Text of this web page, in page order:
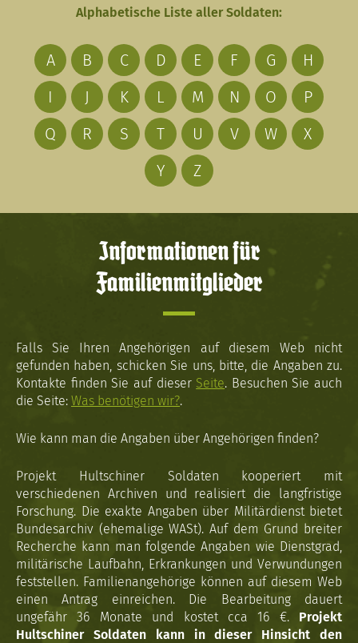
Alphabetische Liste aller Soldaten:
A B C D E F G
H
I
J K L M N O
P
Q
R S T U V W
X
Y
Z
Informationen für
Familienmitglieder
Falls Sie Ihren Angehörigen auf diesem Web nicht
gefunden haben, schicken Sie uns, bitte, die Angaben zu.
Kontakte finden Sie auf dieser Seite. Besuchen Sie auch
die Seite: Was benötigen wir?.
Wie kann man die Angaben über Angehörigen finden?
Projekt Hultschiner Soldaten kooperiert mit
verschiedenen Archiven und realisiert die langfristige
Forschung. Die exakte Angaben über Militärdienst bietet
Bundesarchiv (ehemalige WASt). Auf dem Grund breiter
Recherche kann man folgende Angaben wie Dienstgrad,
militärische Laufbahn, Erkrankungen und Verwundungen
feststellen. Familienangehörige können auf diesem Web
einen Antrag einreichen. Die Bearbeitung dauert
ungefähr 36 Monate und kostet cca 16 €. Projekt
Hultschiner Soldaten kann in dieser Hinsicht den